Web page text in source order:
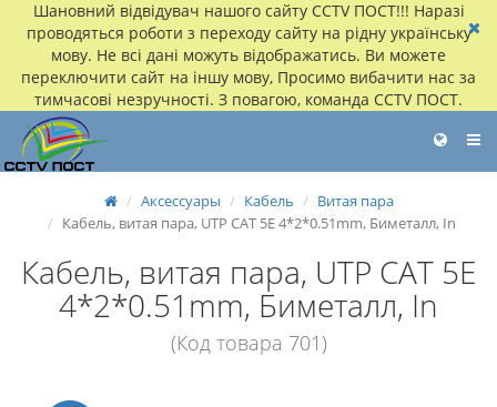
Шановний відвідувач нашого сайту CCTV ПОСТ!!! Наразі
проводяться роботи з переходу сайту на рідну українську
мову. Не всі дані можуть відображатись. Ви можете
переключити сайт на іншу мову, Просимо вибачити нас за
тимчасові незручності. З повагою, команда CCTV ПОСТ.
Аксессуары Кабель
Витая пара
Кабель, витая пара, UTP CAT 5E 4*2*0.51mm, Биметалл, In
Кабель, витая пара, UTP CAT 5E
4*2*0.51mm, Биметалл, In
(Код товара 701)